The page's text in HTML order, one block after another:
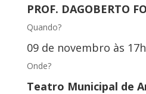
PROF. DAGOBERTO
Quando?
09 de novembro às 17h
Onde?
Teatro Municipal de